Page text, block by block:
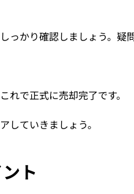
っかり確認しましょう。疑
れで正式に売却完了です。
していきましょう。
ト